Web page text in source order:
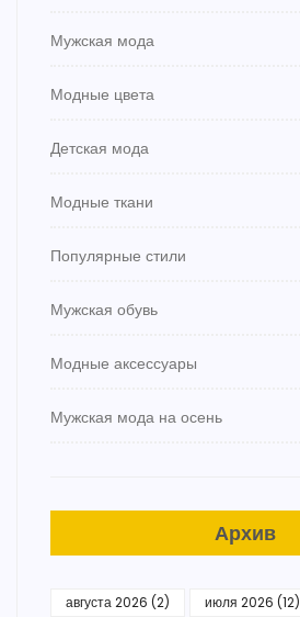
Мужская мода
Модные цвета
Детская мода
Модные ткани
Популярные стили
Мужская обувь
Модные аксессуары
Мужская мода на осень
Архив
августа 2026 (2) июля 2026 (12)